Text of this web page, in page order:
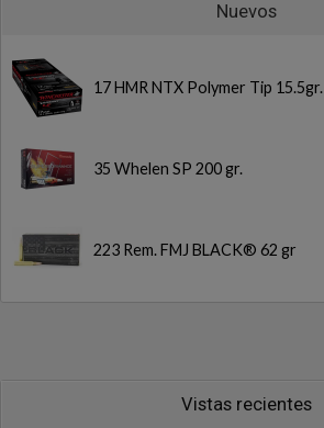
Nuevos
17 HMR NTX Polymer Tip 15.5gr.
35 Whelen SP 200 gr.
223 Rem. FMJ BLACK® 62 gr
Vistas recientes